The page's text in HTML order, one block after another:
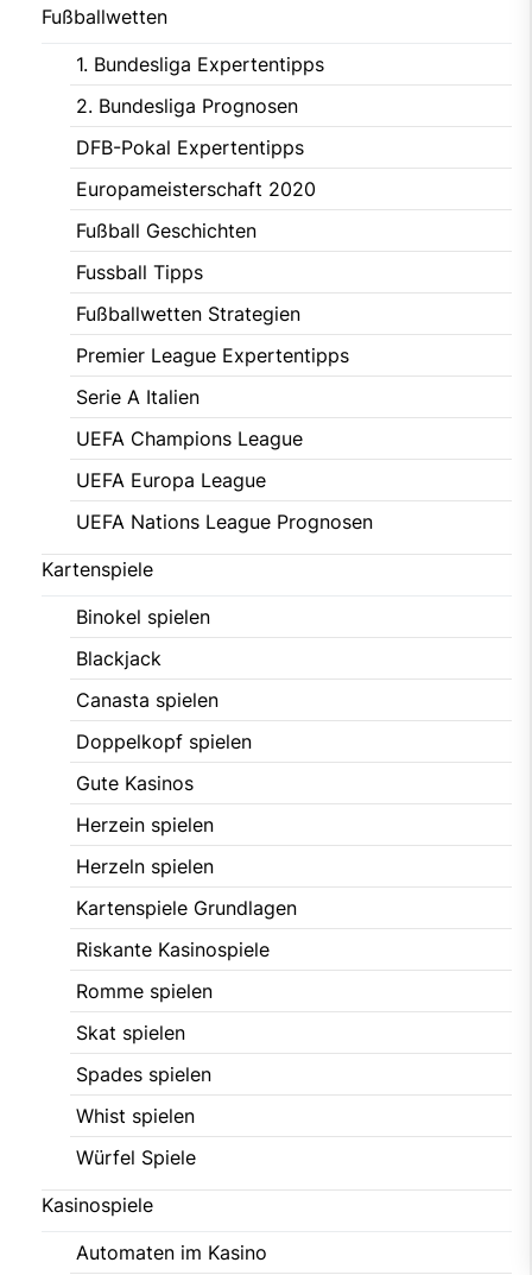
Fußballwetten
1. Bundesliga Expertentipps
2. Bundesliga Prognosen
DFB-Pokal Expertentipps
Europameisterschaft 2020
Fußball Geschichten
Fussball Tipps
Fußballwetten Strategien
Premier League Expertentipps
Serie A Italien
UEFA Champions League
UEFA Europa League
UEFA Nations League Prognosen
Kartenspiele
Binokel spielen
Blackjack
Canasta spielen
Doppelkopf spielen
Gute Kasinos
Herzein spielen
Herzeln spielen
Kartenspiele Grundlagen
Riskante Kasinospiele
Romme spielen
Skat spielen
Spades spielen
Whist spielen
Würfel Spiele
Kasinospiele
Automaten im Kasino